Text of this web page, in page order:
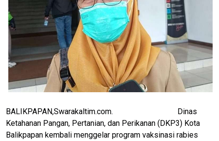
BALIKPAPAN,Swarakaltim.com. Dinas
Ketahanan Pangan, Pertanian, dan Perikanan (DKP3) Kota
Balikpapan kembali menggelar program vaksinasi rabies